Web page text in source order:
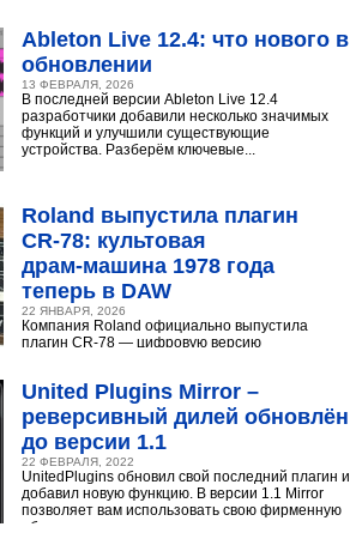
Ableton Live 12.4: что нового в
обновлении
13 ФЕВРАЛЯ, 2026
В последней версии Ableton Live 12.4
разработчики добавили несколько значимых
функций и улучшили существующие
устройства. Разберём ключевые...
Roland выпустила плагин
CR‑78: культовая
драм‑машина 1978 года
теперь в DAW
22 ЯНВАРЯ, 2026
Компания Roland официально выпустила
плагин CR-78 — цифровую версию
United Plugins Mirror –
реверсивный дилей обновлён
до версии 1.1
22 ФЕВРАЛЯ, 2022
UnitedPlugins обновил свой последний плагин и
добавил новую функцию. В версии 1.1 Mirror
позволяет вам использовать свою фирменную
обратную...